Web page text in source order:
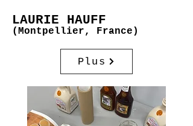
LAURIE HAUFF
(Montpellier, France)
Plus